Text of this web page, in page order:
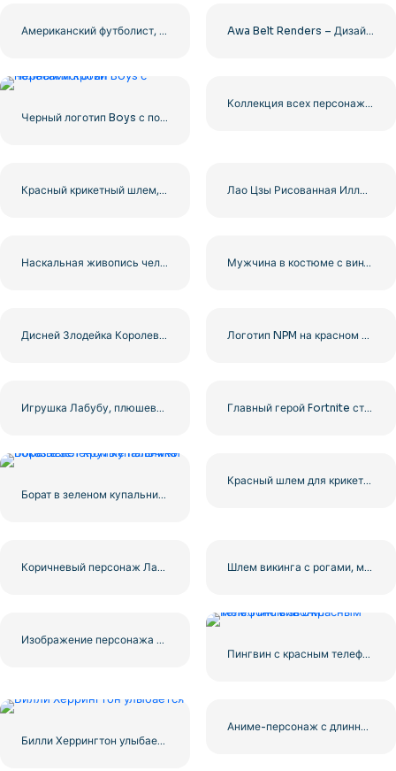
Американский футболист, бегущий силуэт бесплатно PNG Awa Belt Renders – Дизайн чемпионата мира в тяжелом весе для бесплатной загрузки PNG
Черный логотип Boys с полосами крови
Коллекция всех персонажей Super Mario бесплатно PNG
Красный крикетный шлем, вид спереди, с серебряным защитным щитком, бесплатно PNG Лао Цзы Рисованная Иллюстрация Бесплатно PNG
Наскальная живопись человека, охотящегося на мамонта Бесплатно PNG Мужчина в костюме с винтажным телевизором в качестве головы PNG Бесплатно PNG
Дисней Злодейка Королева Ведьм Гримхильда PNG – Скачать бесплатно Логотип NPM на красном и зеленом фоне Бесплатный PNG
Игрушка Лабубу, плюшевая фигурка кролика, брелок, улыбающийся милый, бесплатно PNG Главный герой Fortnite стоит в двух позах — бесплатная загрузка PNG
Борат в зеленом купальнике выглядит круто
Красный шлем для крикета с металлическим защитным экраном Бесплатно PNG
Коричневый персонаж Лабубу в костюме кролика в милом мультяшном стиле, бесплатно PNG Шлем викинга с рогами, мультяшная иллюстрация, бесплатный PNG
Изображение персонажа Cqb Halo в высоком качестве бесплатно PNG
Пингвин с красным телефоном звонит
Билли Херрингтон улыбается
Аниме-персонаж с длинными волосами и карими глазами, бесплатный PNG